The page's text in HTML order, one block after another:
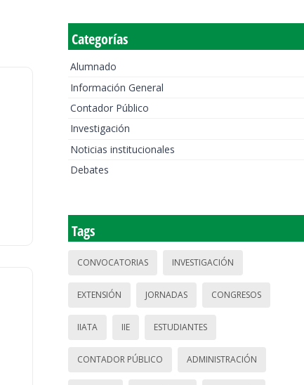
Categorías
Alumnado
Información General
Contador Público
Investigación
Noticias institucionales
Debates
Tags
CONVOCATORIAS INVESTIGACIÓN
EXTENSIÓN JORNADAS CONGRESOS
IIATA IIE ESTUDIANTES
CONTADOR PÚBLICO ADMINISTRACIÓN